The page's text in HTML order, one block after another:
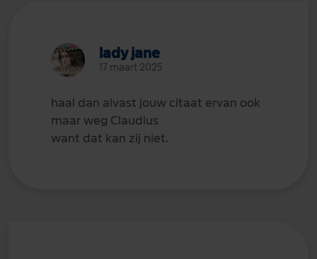
lady jane
17 maart 2025
haal dan alvast jouw citaat ervan ook
maar weg Claudius
want dat kan zij niet.